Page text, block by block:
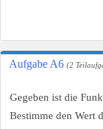
Aufgabe A6 (2
Gegeben ist die
Bestimme den Wert